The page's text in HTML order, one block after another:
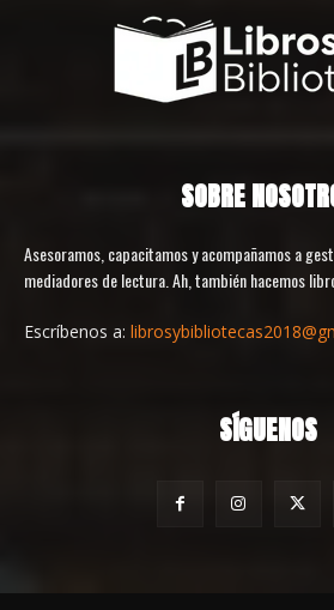
SOBRE
Asesoramos, capacitamos y acompañamos a
mediadores de lectura. Ah, también hacemos
Escríbenos a:
SÍGUENOS